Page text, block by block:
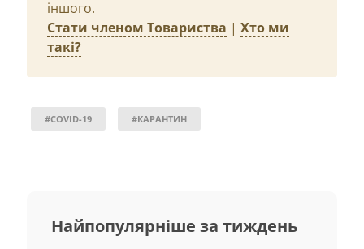
іншого.
Стати членом Товариства | Хто ми
такі?
#COVID-19 #КАРАНТИН
Найпопулярніше за тиждень